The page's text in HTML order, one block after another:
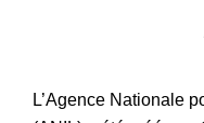
L’Agence Nationale